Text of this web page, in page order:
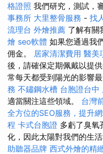
格證照 我們研究，測試，
事務所 大里整骨服務 - 找人
流理台 外燴推薦 了解有關
燴 seo軟體 如果您通過我
佣金。 居家清潔費用 醫美
後，請確保定期佩戴以提
常每天都受到陽光的影響最
務 不鏽鋼水槽 台胞證台中
適當關注這些領域。 台灣
全方位的SEO服務，提升
程 卡式台胞證 多虧了臭氧
化，因此太陽對我們的生
助聽器品牌 西式外燴的精